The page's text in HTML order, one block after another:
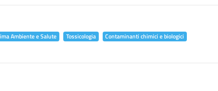
Ambiente e Salute Tossicologia Contaminanti chimici e biologici